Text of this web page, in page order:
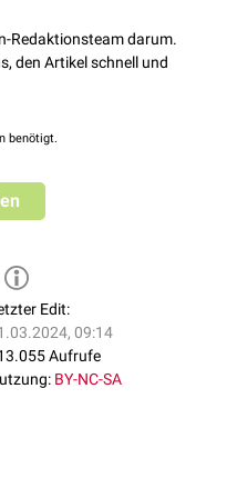
in Gewebe im Rahmen einer
Redaktionsteam darum.
den Artikel schnell und
benötigt.
Edit:
09:14
Aufrufe
BY-NC-SA